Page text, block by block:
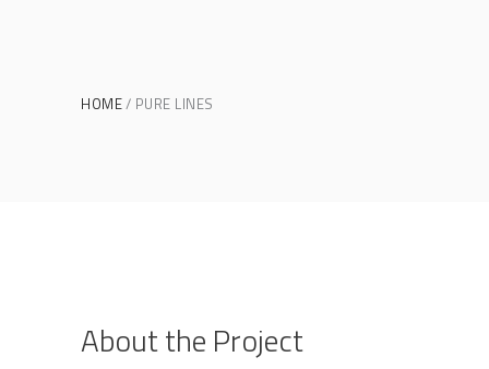
HOME PURE LINES
About the Project